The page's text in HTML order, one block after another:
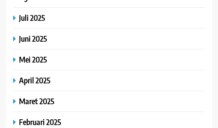
Juli 2025
Juni 2025
Mei 2025
April 2025
Maret 2025
Februari 2025